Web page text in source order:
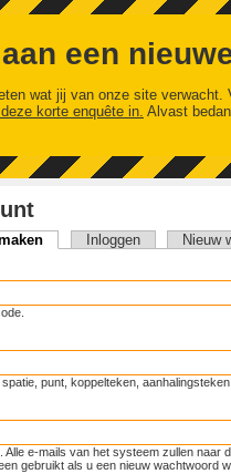
een
wat jij van onze site
korte enquête in. Alvast
(actieve tabblad)
Inloggen
Nieuw
punt, koppelteken,
Alle e-mails van het systeem zullen
gebruikt als u een nieuw wachtwoord